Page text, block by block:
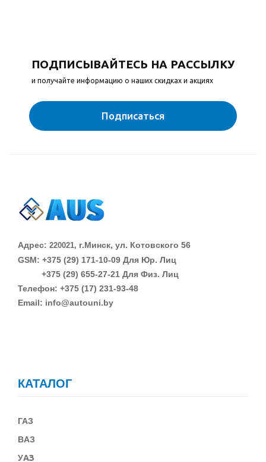
ПОДПИСЫВАЙТЕСЬ НА РАССЫЛКУ
и получайте информацию о наших скидках и акциях
Подписаться
Адрес: 220021, г.Минск, ул. Котовского 56
GSM: +375 (29) 171-10-09 Для Юр. Лиц
+375 (29) 655-27-21 Для Физ. Лиц
Телефон: +375 (17) 231-93-48
Email: info@autouni.by
КАТАЛОГ
ГАЗ
ВАЗ
УАЗ